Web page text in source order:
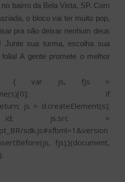
bairro da Bela Vista, SP. Com
o bloco vai ter muito pop,
pra não deixar nenhum deus
Junte sua turma, escolha sua
A gente promete o melhor
id) { var js, fjs =
if
js = d.createElement(s);
js.src =
sdk.js#xfbml=1&version
fjs);}(document,